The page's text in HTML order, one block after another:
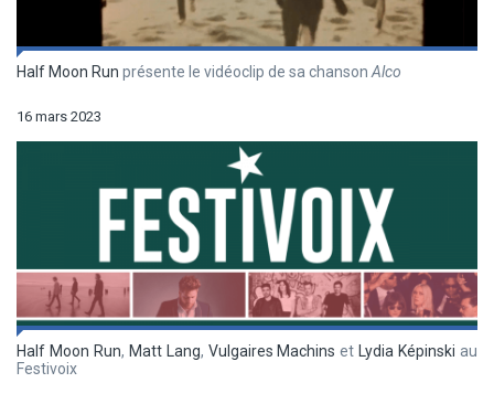
Half Moon Run présente le vidéoclip de sa chanson Alco
16 mars 2023
Half Moon Run, Matt Lang, Vulgaires Machins et Lydia Képinski au
Festivoix